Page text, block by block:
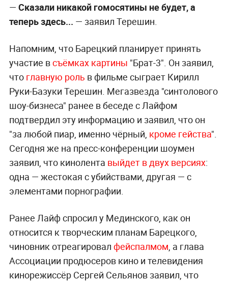
— Сказали никакой гомосятины не будет, а
теперь здесь... — заявил Терешин.
Напомним, что Барецкий планирует принять
участие всъёмках картины "Брат-3". Он заявил,
что главную роль в фильме сыграет Кирилл
Руки-Базуки Терешин. Мегазвезда "синтолового
шоу-бизнеса" ранее в беседе с Лайфом
подтвердил эту информацию и заявил, что он
"за любой пиар, именно чёрный, кроме гейства".
Сегодня же на пресс-конференции шоумен
заявил, что кинолента выйдет в двух версиях:
одна — жестокая с убийствами, другая — с
элементами порнографии.
Ранее Лайф спросил у Мединского, как он
относится к творческим планам Барецкого,
чиновник отреагировал фейспалмом, а глава
Ассоциации продюсеров кино и телевидения
кинорежиссёр Сергей Сельянов заявил, что